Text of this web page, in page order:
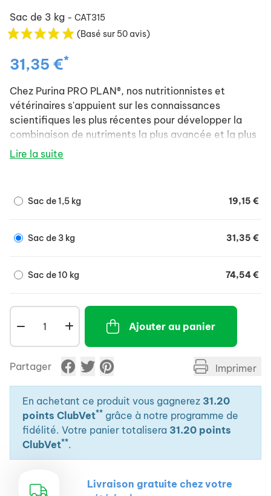
Sac de 3 kg - CAT315
(Basé sur 50 avis)
31,35 €*
Chez Purina PRO PLAN®, nos nutritionnistes et
vétérinaires s'appuient sur les connaissances
scientifiques les plus récentes pour développer la
combinaison de nutriments la plus avancée et la plus
efficace pour votre animal. Nos formules aident à
long terme de votre animal.
Lire la suite
Sac de 1,5 kg 19,15 €
Sac de 3 kg 31,35 €
Sac de 10 kg 74,54 €
Ajouter au panier
Partager Imprimer
En achetant ce produit vous gagnerez 31.20
points ClubVet** grâce à notre programme de
fidélité. Votre panier totalisera 31.20 points
ClubVet**.
Livraison gratuite chez votre